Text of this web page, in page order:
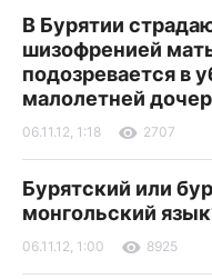
В Бурятии
шизофренией
подозревается в
малолетней
06.11.12, 1:18 2707
Бурятский или
монгольский
06.11.12, 1:00 8925